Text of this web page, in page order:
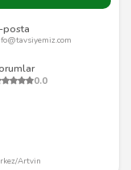
posta
0.0
Artvin